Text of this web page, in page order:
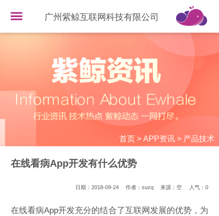
广州紫鲸互联网科技有限公司
首页> APP资讯> 产品技术
在线看病App开发有什么优势
日期：2018-09-24 作者：suzq 来源：空 人气： 0
在线看病App开发充分的结合了互联网发展的优势，为